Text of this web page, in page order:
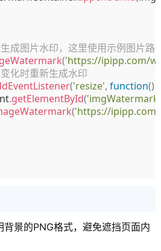
成图片水印，这里使用示例图片路
('https://ipipp.com/
化时重新生成水印
('resize', function()
.getElementById('imgWatermark'
('https://
景的PNG格式，避免遮挡页面内